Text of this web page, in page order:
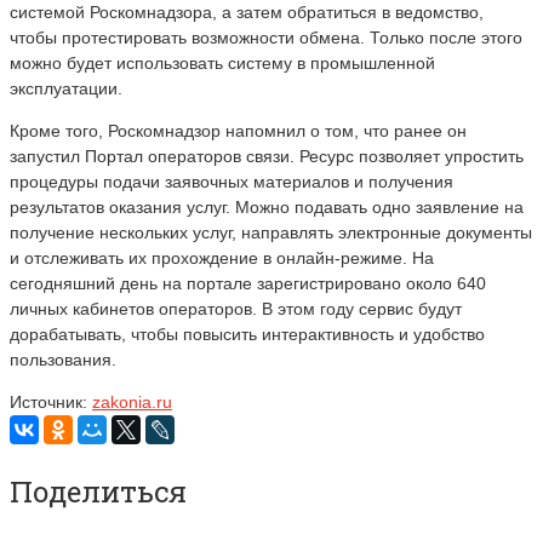
системой Роскомнадзора, а затем обратиться в ведомство,
чтобы протестировать возможности обмена. Только после этого
можно будет использовать систему в промышленной
эксплуатации.
Кроме того, Роскомнадзор напомнил о том, что ранее он
запустил Портал операторов связи. Ресурс позволяет упростить
процедуры подачи заявочных материалов и получения
результатов оказания услуг. Можно подавать одно заявление на
получение нескольких услуг, направлять электронные документы
и отслеживать их прохождение в онлайн-режиме. На
сегодняшний день на портале зарегистрировано около 640
личных кабинетов операторов. В этом году сервис будут
дорабатывать, чтобы повысить интерактивность и удобство
пользования.
Источник: zakonia.ru
Поделиться